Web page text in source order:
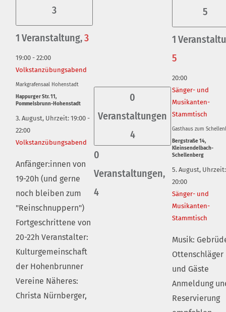
3
1 Veranstaltung,3
19:00 - 22:00
Volkstanzübungsabend
Markgrafensaal Hohenstadt
Happurger Str. 11,
Pommelsbrunn-Hohenstadt
3. August, Uhrzeit: 19:00 -
22:00
Volkstanzübungsabend
Anfänger:innen von
19-20h (und gerne
noch bleiben zum
"Reinschnuppern")
Fortgeschrittene von
20-22h Veranstalter:
Kulturgemeinschaft
der Hohenbrunner
Vereine Näheres:
Christa Nürnberger,
0
Veranstaltungen
4
0
Veranstaltungen,
4
5
1
5
20:00
Sänger- und
Musikanten-
Stammtisch
Gasthaus zum
Bergstraße 14,
Kleinsendelbach-
Schellenberg
5. August, Uhrzeit:
20:00
Sänger- und
Musikanten-
Stammtisch
Musik:
Ottenschläger
und Gäste
Anmeldung
Reservierung